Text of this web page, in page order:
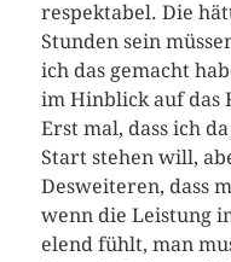
respektabel. Die
Stunden sein
ich das gemacht
im Hinblick auf das
Erst mal, dass ich
Start stehen will,
Desweiteren, dass
wenn die Leistung
elend fühlt, man